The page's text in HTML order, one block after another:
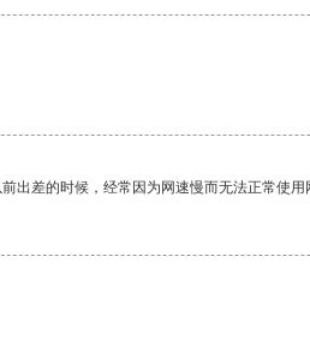
差的时候，经常因为网速慢而无法正常使用